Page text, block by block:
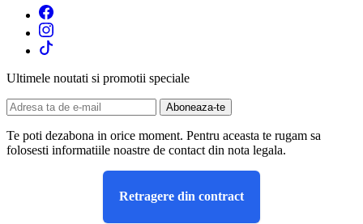
Ultimele noutati si promotii speciale
Te poti dezabona in orice moment. Pentru aceasta te rugam sa
folosesti informatiile noastre de contact din nota legala.
Retragere din contract